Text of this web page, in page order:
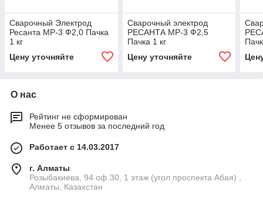
Сварочный Электрод
Ресанта МР-3 Ф2,0 Пачка
1 кг
Цену уточняйте
Сварочный электрод
РЕСАНТА МР-3 Ф2,5
Пачка 1 кг
Цену уточняйте
О нас
Рейтинг не сформирован
Менее 5 отзывов за последний год
Работает с 14.03.2017
г. Алматы
Розыбакиева, 94 оф.30, 1 этаж (угол проспекта Абая) ,
Алматы, Казахстан